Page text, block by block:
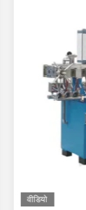
वीडियो